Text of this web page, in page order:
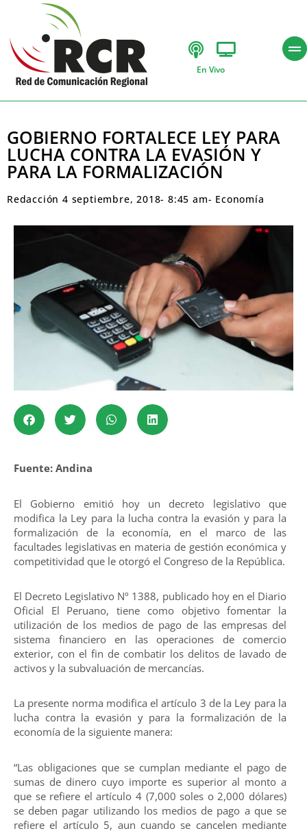
En Vivo
GOBIERNO FORTALECE LEY PARA
LUCHA CONTRA LA EVASIÓN Y
PARA LA FORMALIZACIÓN
Redacción 4 septiembre, 2018- 8:45 am- Economía
Fuente: Andina
El Gobierno emitió hoy un decreto legislativo que
modifica la Ley para la lucha contra la evasión y para la
formalización de la economía, en el marco de las
facultades legislativas en materia de gestión económica y
competitividad que le otorgó el Congreso de la República.
El Decreto Legislativo Nº 1388, publicado hoy en el Diario
Oficial El Peruano, tiene como objetivo fomentar la
utilización de los medios de pago de las empresas del
sistema financiero en las operaciones de comercio
exterior, con el fin de combatir los delitos de lavado de
activos y la subvaluación de mercancías.
La presente norma modifica el artículo 3 de la Ley para la
lucha contra la evasión y para la formalización de la
economía de la siguiente manera:
“Las obligaciones que se cumplan mediante el pago de
sumas de dinero cuyo importe es superior al monto a
que se refiere el artículo 4 (7,000 soles o 2,000 dólares)
se deben pagar utilizando los medios de pago a que se
refiere el artículo 5, aun cuando se cancelen mediante